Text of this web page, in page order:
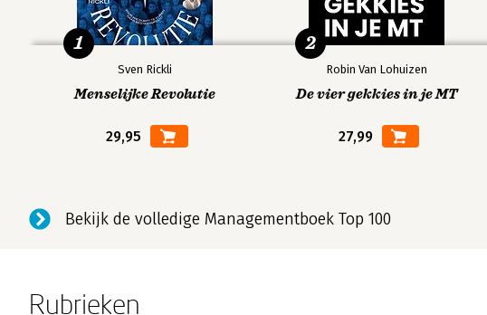
Sven Rickli
Menselijke Revolutie
29,95
1
Robin Van Lohuizen
De vier gekkies in je MT
27,99
2
Bekijk de volledige Managementboek Top 100
Rubrieken